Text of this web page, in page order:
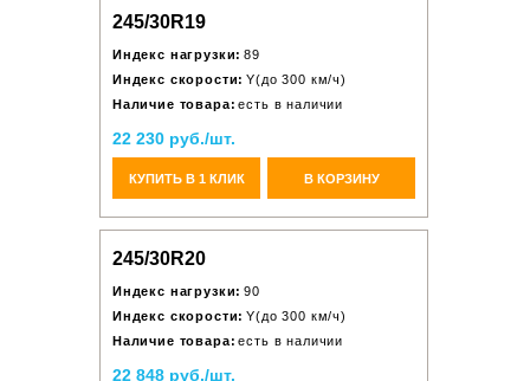
245/30R19
Индекс нагрузки: 89
Индекс скорости: Y(до 300 км/ч)
Наличие товара: есть в наличии
22 230 руб./шт.
КУПИТЬ В 1 КЛИК В КОРЗИНУ
245/30R20
Индекс нагрузки: 90
Индекс скорости: Y(до 300 км/ч)
Наличие товара: есть в наличии
22 848 руб./шт.